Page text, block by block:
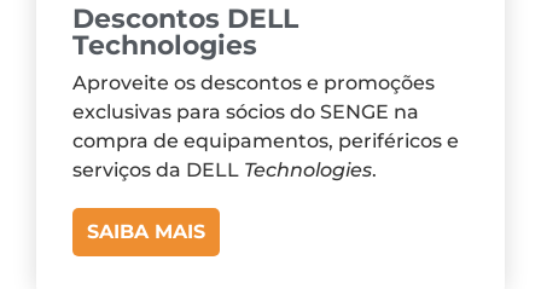
Descontos DELL
Technologies
Aproveite os descontos e promoções
exclusivas para sócios do SENGE na
compra de equipamentos, periféricos e
serviços da DELL Technologies.
SAIBA MAIS